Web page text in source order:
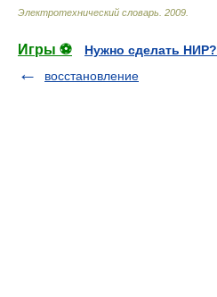
Электротехнический словарь 2009
Игры ⚽
Нужно сделать НИР?
восстановление